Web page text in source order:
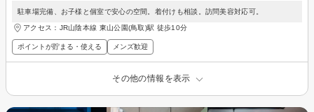
駐車場完備、お子様と個室で安心の空間。着付けも相談。訪問美容対応可。
アクセス：JR山陰本線 東山公園(鳥取)駅 徒歩10分
ポイントが貯まる・使える メンズ歓迎
その他の情報を表示